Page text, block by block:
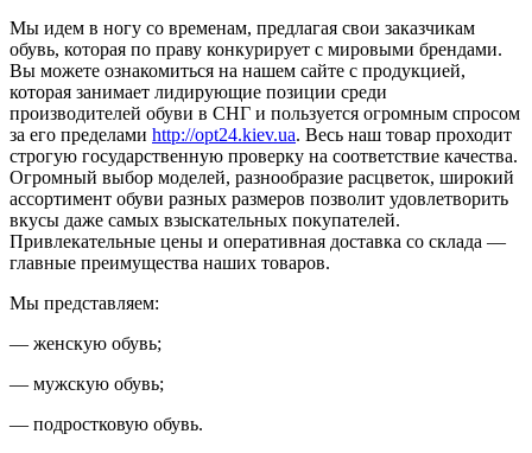
Мы идем в ногу со временам, предлагая свои заказчикам
обувь, которая по праву конкурирует с мировыми брендами.
Вы можете ознакомиться на нашем сайте с продукцией,
которая занимает лидирующие позиции среди
производителей обуви в СНГ и пользуется огромным спросом
за его пределами http://opt24.kiev.ua. Весь наш товар проходит
строгую государственную проверку на соответствие качества.
Огромный выбор моделей, разнообразие расцветок, широкий
ассортимент обуви разных размеров позволит удовлетворить
вкусы даже самых взыскательных покупателей.
Привлекательные цены и оперативная доставка со склада —
главные преимущества наших товаров.
Мы представляем:
— женскую обувь;
— мужскую обувь;
— подростковую обувь.